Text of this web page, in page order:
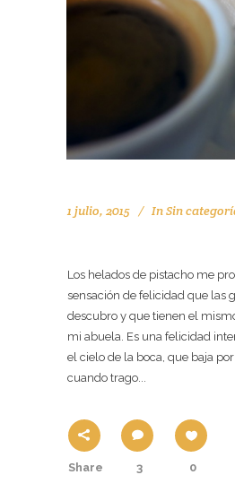
1 julio, 2015 InSin
Los helados de pistacho me
sensación de felicidad que las
descubro y que tienen el
mi abuela. Es una felicidad
el cielo de la boca, que baja
cuando trago...
Share 3 0